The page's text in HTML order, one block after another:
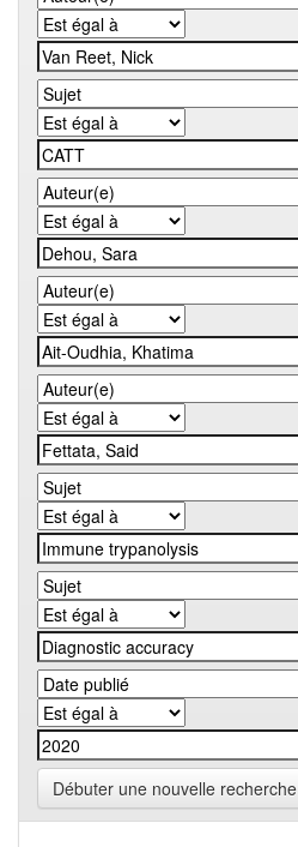
Débuter une nouvelle recherche